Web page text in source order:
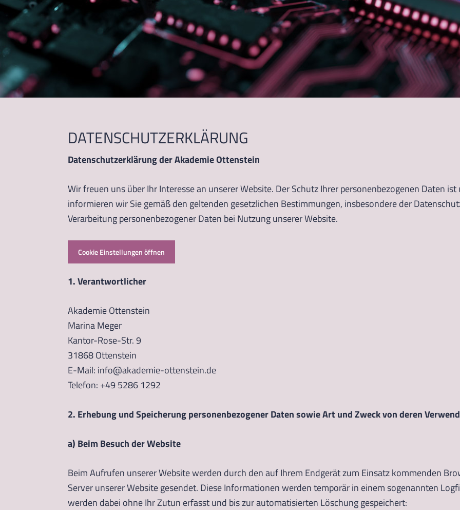
DATENSCHUTZERKLÄRUNG
Datenschutzerklärung der Akademie Ottenstein
Wir freuen uns über Ihr Interesse an unserer Website. Der Schutz Ihrer personenbezogenen Daten
informieren wir Sie gemäß den geltenden gesetzlichen Bestimmungen, insbesondere der
Verarbeitung personenbezogener Daten bei Nutzung unserer Website.
Cookie Einstellungen öffnen
1. Verantwortlicher
Akademie Ottenstein
Marina Meger
Kantor-Rose-Str. 9
31868 Ottenstein
E-Mail: info@akademie-ottenstein.de
Telefon: +49 5286 1292
2. Erhebung und Speicherung personenbezogener Daten sowie Art und Zweck von deren
a) Beim Besuch der Website
Beim Aufrufen unserer Website werden durch den auf Ihrem Endgerät zum Einsatz kommenden
Server unserer Website gesendet. Diese Informationen werden temporär in einem sogenannten
werden dabei ohne Ihr Zutun erfasst und bis zur automatisierten Löschung gespeichert: